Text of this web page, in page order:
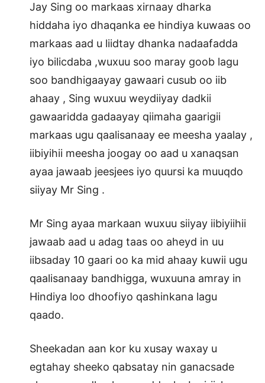
Jay Sing oo markaas xirnaay dharka
hiddaha iyo dhaqanka ee hindiya kuwaas oo
markaas aad u liidtay dhanka nadaafadda
iyo bilicdaba ,wuxuu soo maray goob lagu
soo bandhigaayay gawaari cusub oo iib
ahaay , Sing wuxuu weydiiyay dadkii
gawaaridda gadaayay qiimaha gaarigii
markaas ugu qaalisanaay ee meesha yaalay ,
iibiyihii meesha joogay oo aad u xanaqsan
ayaa jawaab jeesjees iyo quursi ka muuqdo
siiyay Mr Sing .
Mr Sing ayaa markaan wuxuu siiyay iibiyiihii
jawaab aad u adag taas oo aheyd in uu
iibsaday 10 gaari oo ka mid ahaay kuwii ugu
qaalisanaay bandhigga, wuxuuna amray in
Hindiya loo dhoofiyo qashinkana lagu
qaado.
Sheekadan aan kor ku xusay waxay u
egtahay sheeko qabsatay nin ganacsade